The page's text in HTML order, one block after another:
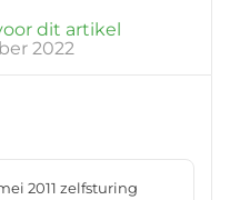
dit artikel
2022
2011 zelfsturing